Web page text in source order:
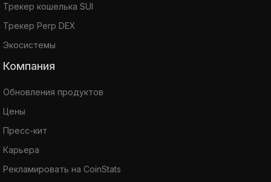
Трекер кошелька SUI
Трекер Perp DEX
Экосистемы
Компания
Обновления продуктов
Цены
Пресс-кит
Карьера
Рекламировать на CoinStats